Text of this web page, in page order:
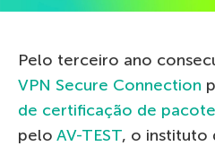
Pelo terceiro ano
VPN Secure Connection
de certificação de
pelo AV-TEST, o instituto